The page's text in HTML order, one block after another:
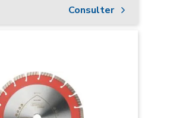
Consulter